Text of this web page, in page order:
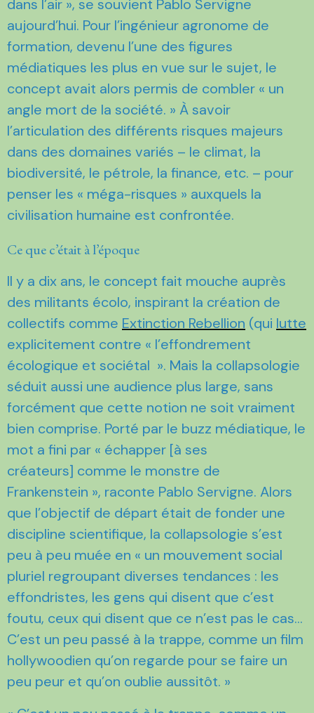
dans l’air », se souvient Pablo Servigne
aujourd’hui. Pour l’ingénieur agronome de
formation, devenu l’une des figures
médiatiques les plus en vue sur le sujet, le
concept avait alors permis de combler « un
angle mort de la société. » À savoir
l’articulation des différents risques majeurs
dans des domaines variés – le climat, la
biodiversité, le pétrole, la finance, etc. – pour
penser les « méga-risques » auxquels la
civilisation humaine est confrontée.
Ce que c’était à l’époque
Il y a dix ans, le concept fait mouche auprès
des militants écolo, inspirant la création de
collectifs comme Extinction Rebellion (qui lutte
explicitement contre « l’effondrement
écologique et sociétal ». Mais la collapsologie
séduit aussi une audience plus large, sans
forcément que cette notion ne soit vraiment
bien comprise. Porté par le buzz médiatique, le
mot a fini par « échapper [à ses
créateurs] comme le monstre de
Frankenstein », raconte Pablo Servigne. Alors
que l’objectif de départ était de fonder une
discipline scientifique, la collapsologie s’est
peu à peu muée en « un mouvement social
pluriel regroupant diverses tendances : les
effondristes, les gens qui disent que c’est
foutu, ceux qui disent que ce n’est pas le cas…
C’est un peu passé à la trappe, comme un film
hollywoodien qu’on regarde pour se faire un
peu peur et qu’on oublie aussitôt. »